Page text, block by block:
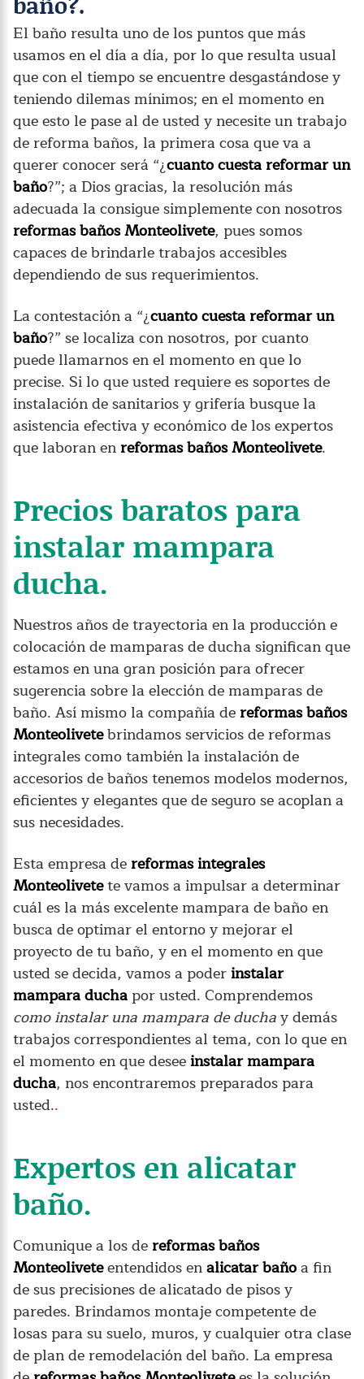
El baño resulta uno de los puntos que más
usamos en el día a día, por lo que resulta usual
que con el tiempo se encuentre desgastándose y
teniendo dilemas mínimos; en el momento en
que esto le pase al de usted y necesite un trabajo
de reforma baños, la primera cosa que va a
querer conocer será “¿cuanto cuesta reformar un
baño?”; a Dios gracias, la resolución más
adecuada la consigue simplemente con nosotros
reformas baños Monteolivete, pues somos
capaces de brindarle trabajos accesibles
dependiendo de sus requerimientos.
La contestación a “¿cuanto cuesta reformar un
baño?” se localiza con nosotros, por cuanto
puede llamarnos en el momento en que lo
precise. Si lo que usted requiere es soportes de
instalación de sanitarios y grifería busque la
asistencia efectiva y económico de los expertos
que laboran enreformas baños Monteolivete.
Precios baratos para
instalar mampara
ducha.
Nuestros años de trayectoria en la producción e
colocación de mamparas de ducha significan que
estamos en una gran posición para ofrecer
sugerencia sobre la elección de mamparas de
baño. Así mismo la compañía dereformas baños
Monteolivetebrindamos servicios de reformas
integrales como también la instalación de
accesorios de baños tenemos modelos modernos,
eficientes y elegantes que de seguro se acoplan a
sus necesidades.
Esta empresa dereformas integrales
Monteolivetete vamos a impulsar a determinar
cuál es la más excelente mampara de baño en
busca de optimar el entorno y mejorar el
proyecto de tu baño, y en el momento en que
usted se decida, vamos a poderinstalar
mampara ducha por usted. Comprendemos
como instalar una mampara de duchay demás
trabajos correspondientes al tema, con lo que en
el momento en que deseeinstalar mampara
ducha, nos encontraremos preparados para
usted..
Expertos en alicatar
baño.
Comunique a los dereformas baños
Monteoliveteentendidos enalicatar bañoa fin
de sus precisiones de alicatado de pisos y
paredes. Brindamos montaje competente de
losas para su suelo, muros, y cualquier otra clase
de plan de remodelación del baño. La empresa